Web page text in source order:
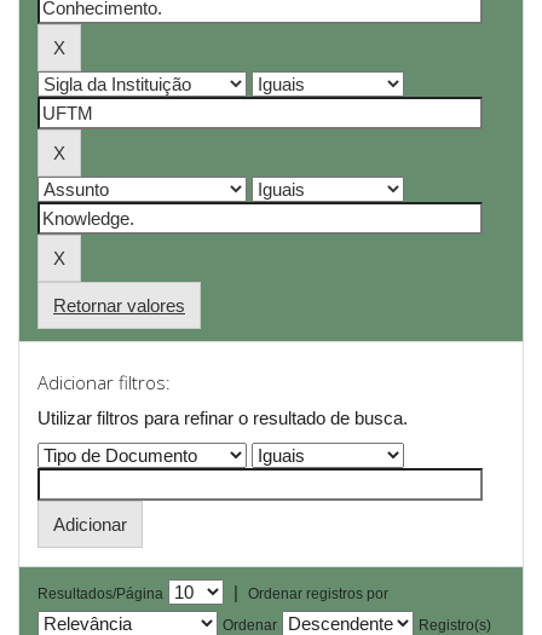
Retornar valores
Adicionar filtros:
Utilizar filtros para refinar o resultado de busca.
Resultados/Página |
Ordenar registros por
Ordenar
Registro(s)